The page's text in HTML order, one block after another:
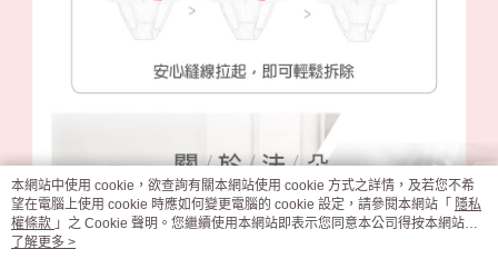
本網站中使用 cookie，欲查詢有關本網站使用 cookie 方式之詳情，及若您不希
望在電腦上使用 cookie 時應如何變更電腦的 cookie 設定，請參閱本網站「 隱私
權條款 」之 Cookie 聲明。您繼續使用本網站即表示您同意本公司得按本網站使
用條款之 Cookie 聲明使用 cookie。
了解更多 >